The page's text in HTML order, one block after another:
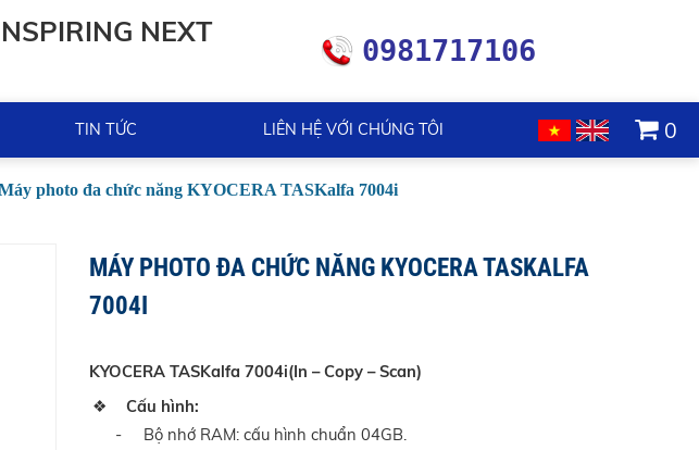
NEXT
0981717106
TIN TỨC LIÊN HỆ VỚI CHÚNG TÔI 0
photo đa chức năng KYOCERA TASKalfa 7004i
MÁY PHOTO ĐA CHỨC NĂNG KYOCERA TASKALFA
7004I
KYOCERA TASKalfa 7004i(In – Copy – Scan)
❖
Cấu hình:
-
Bộ nhớ RAM: cấu hình chuẩn 04GB.